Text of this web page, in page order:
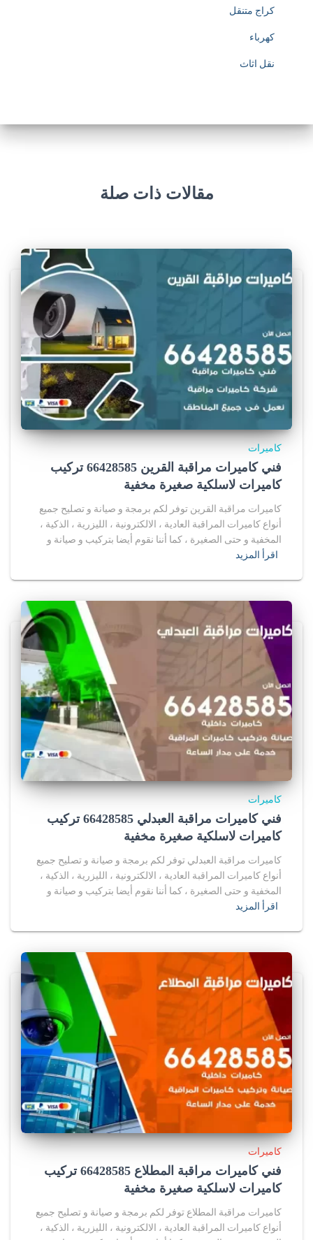
كراج متنقل
كهرباء
نقل اثاث
مقالات ذات صلة
كاميرات
فني كاميرات مراقبة القرين 66428585 تركيب
كاميرات لاسلكية صغيرة مخفية
كاميرات مراقبة القرين توفر لكم برمجة و صيانة و تصليح جميع
أنواع كاميرات المراقبة العادية ، الالكترونية ، الليزرية ، الذكية ،
المخفية و حتى الصغيرة ، كما أننا نقوم أيضا بتركيب و صيانة و
اقرأ المزيد
كاميرات
فني كاميرات مراقبة العبدلي 66428585 تركيب
كاميرات لاسلكية صغيرة مخفية
كاميرات مراقبة العبدلي توفر لكم برمجة و صيانة و تصليح جميع
أنواع كاميرات المراقبة العادية ، الالكترونية ، الليزرية ، الذكية ،
المخفية و حتى الصغيرة ، كما أننا نقوم أيضا بتركيب و صيانة و
اقرأ المزيد
كاميرات
فني كاميرات مراقبة المطلاع 66428585 تركيب
كاميرات لاسلكية صغيرة مخفية
كاميرات مراقبة المطلاع توفر لكم برمجة و صيانة و تصليح جميع
أنواع كاميرات المراقبة العادية ، الالكترونية ، الليزرية ، الذكية ،